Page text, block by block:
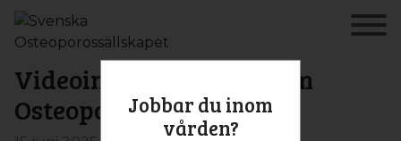
Jobbar du inom
vården?
Videoinspelning: Nytt om
Osteoporosbehandling